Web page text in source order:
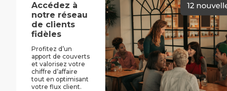
Accédez à
notre réseau
de clients
fidèles
Profitez d’un
apport de couverts
et valorisez votre
chiffre d’affaire
tout en optimisant
votre flux client.